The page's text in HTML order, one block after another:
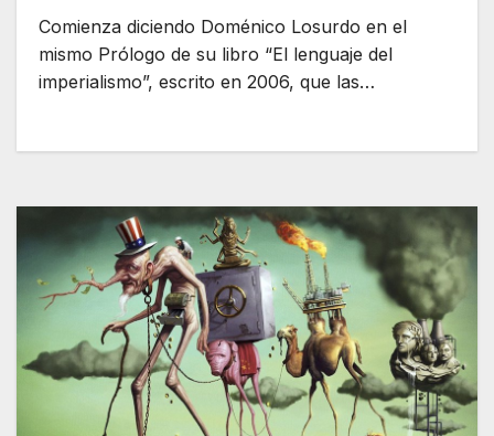
Comienza diciendo Doménico Losurdo en el
mismo Prólogo de su libro “El lenguaje del
imperialismo”, escrito en 2006, que las…